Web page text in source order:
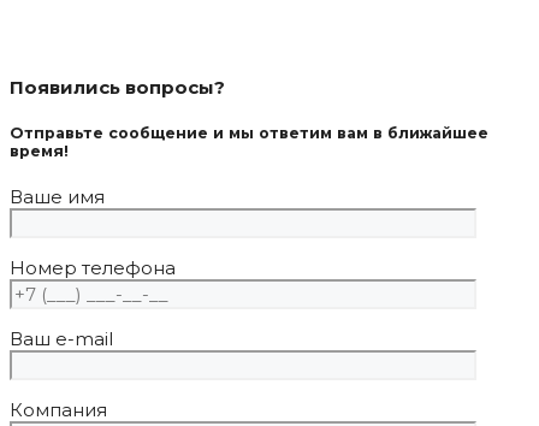
Появились вопросы?
Отправьте сообщение и мы ответим вам в ближайшее
время!
Ваше имя
Номер телефона
Ваш e-mail
Компания